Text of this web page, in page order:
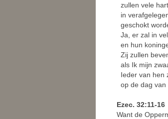
zullen vele
in
geschokt
Ja, er zal in
en hun
Zij zullen
als Ik mijn
Ieder van hen
op de dag van
Ezec. 32:11-16
Want de